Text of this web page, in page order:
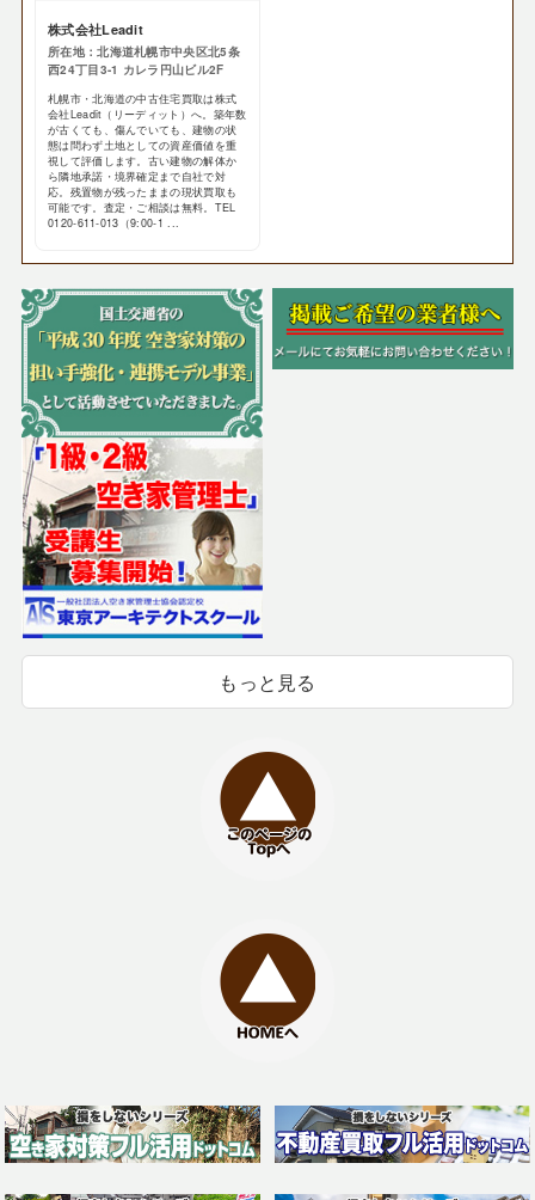
株式会社Leadit
所在地：北海道札幌市中央区北5条
西24丁目3-1 カレラ円山ビル2F
札幌市・北海道の中古住宅買取は株式
会社Leadit（リーディット）へ。築年数
が古くても、傷んでいても、建物の状
態は問わず土地としての資産価値を重
視して評価します。古い建物の解体か
ら隣地承諾・境界確定まで自社で対
応。残置物が残ったままの現状買取も
可能です。査定・ご相談は無料。TEL
0120-611-013（9:00-1 ...
もっと見る